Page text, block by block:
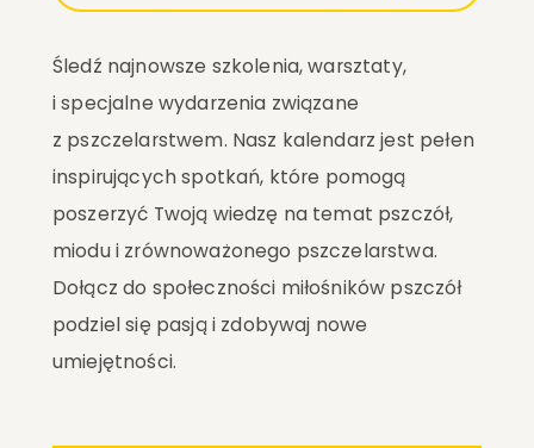
Śledź najnowsze szkolenia, warsztaty,
i specjalne wydarzenia związane
z pszczelarstwem. Nasz kalendarz jest pełen
inspirujących spotkań, które pomogą
poszerzyć Twoją wiedzę na temat pszczół,
miodu i zrównoważonego pszczelarstwa.
Dołącz do społeczności miłośników pszczół
podziel się pasją i zdobywaj nowe
umiejętności.